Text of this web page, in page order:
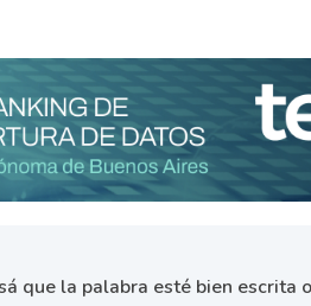
que la palabra esté bien escrita